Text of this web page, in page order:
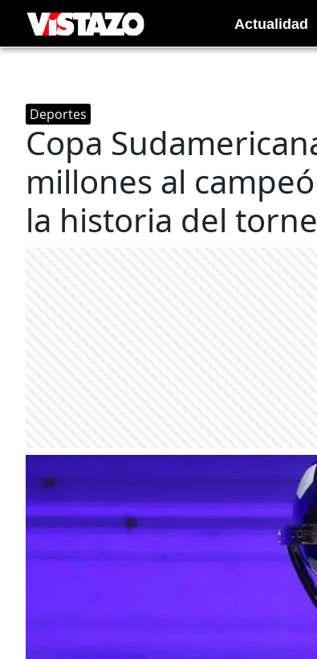
Actualidad
Deportes
Copa
millones al
la historia del